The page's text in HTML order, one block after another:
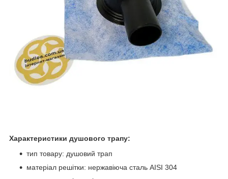
Характеристики душового трапу:
тип товару: душовий трап
матеріал решітки: нержавіюча сталь AISI 304